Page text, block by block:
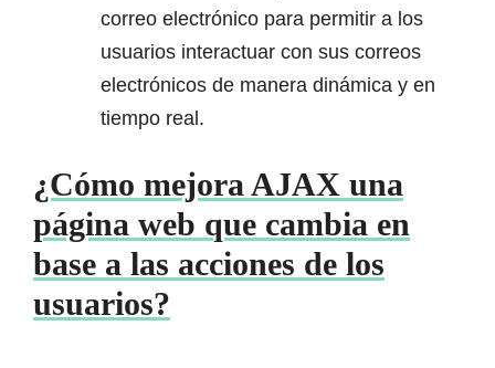
correo electrónico para permitir a los
usuarios interactuar con sus correos
electrónicos de manera dinámica y en
tiempo real.
¿Cómo mejora AJAX una
página web que cambia en
base a las acciones de los
usuarios?